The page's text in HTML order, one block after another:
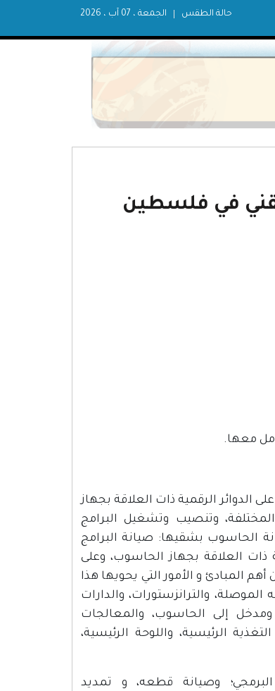
الجمعة ، 07 آب ، 2026 حالة الطقس
في فلسطين
الدوائر الرقمية ذات العلاقة بجهاز
وتنصيب وتشغيل البرامج
الحاسوب بشقيها: صيانة البرامج
ذات العلاقة بجهاز الحاسوب، وعلى
المبادئ و الأمور التي يحويها هذا
الموصلة، والترانزستورات، والدارات
ومدخل إلى الحاسوب، والمعالجات
الرئيسية، واللوحة الرئيسية،
وصيانة قطعه، و تمديد